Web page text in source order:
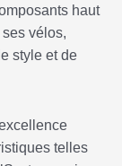
haut
vélos,
style et de
telles